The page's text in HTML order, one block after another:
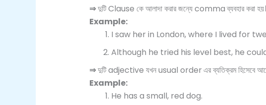
⇒দুটি Clause কে আলাদা করার জন্যে commaব্যবহার করা হয়।
Example:
I saw her in London, where I lived for
Although he tried his level best, he
⇒দুটি adjective যখন usual orderএর ব্যতিক্রম হিসেবে
Example:
He has a small, red dog.